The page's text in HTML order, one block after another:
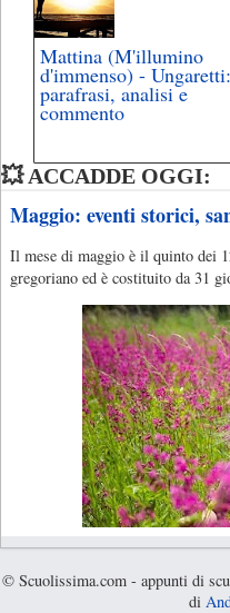
Mattina (M'illumino
d'immenso) - Ungaretti:
parafrasi, analisi e
commento
💥 ACCADDE OGGI:
Maggio: eventi storici,
Il mese di maggio è il quinto dei
gregoriano ed è costituito da 31
© Scuolissima.com - appunti di
di